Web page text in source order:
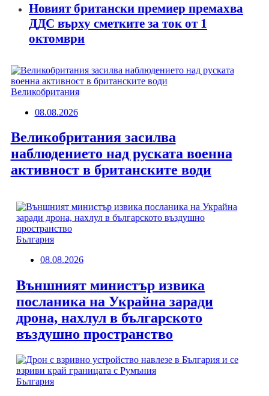
Новият британски премиер премахва
ДДС върху сметките за ток от 1
октомври
Великобритания
08.08.2026
Великобритания засилва
наблюдението над руската военна
активност в британските води
България
08.08.2026
Външният министър извика
посланика на Украйна заради
дрона, нахлул в българското
въздушно пространство
България